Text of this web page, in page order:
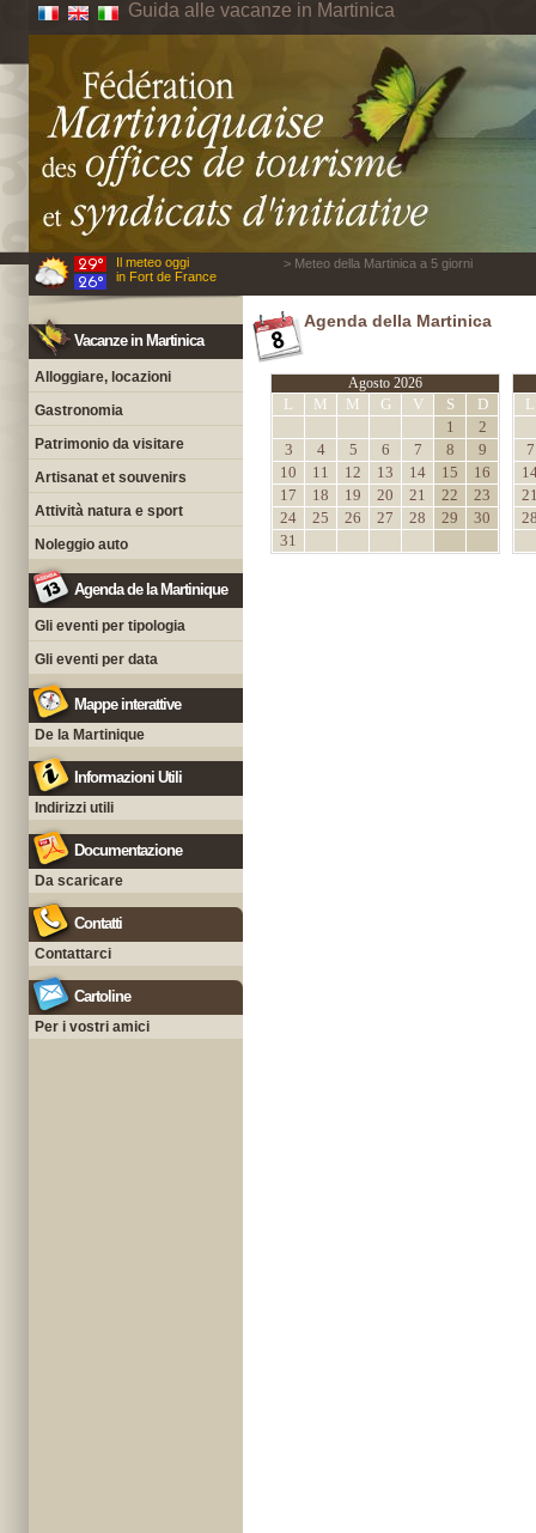
Guida alle vacanze in Martinica
Il meteo oggi
in Fort de France
> Meteo della Martinica a 5 giorni
Vacanze in Martinica
Alloggiare, locazioni
Gastronomia
Patrimonio da visitare
Artisanat et souvenirs
Attività natura e sport
Noleggio auto
Agenda de la Martinique
Gli eventi per tipologia
Gli eventi per data
Mappe interattive
De la Martinique
Informazioni Utili
Indirizzi utili
Documentazione
Da scaricare
Contatti
Contattarci
Cartoline
Per i vostri amici
Agenda della Martinica
Agosto 2026
L M M G V S
D
1
2
3
4 5 6 7 8
9
10
11 12 13 14 15
16
17
18 19 20 21 22
23
24
25 26 27 28 29
30
31
L
7